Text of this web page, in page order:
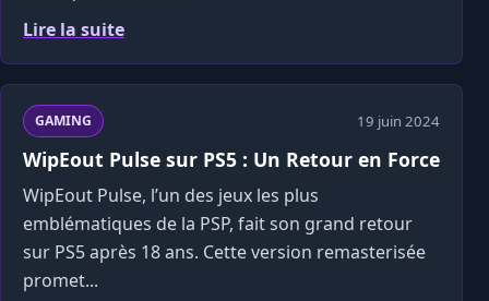
Lire la suite
GAMING 19 juin 2024
WipEout Pulse sur PS5 : Un Retour en Force
WipEout Pulse, l’un des jeux les plus
emblématiques de la PSP, fait son grand retour
sur PS5 après 18 ans. Cette version remasterisée
promet...